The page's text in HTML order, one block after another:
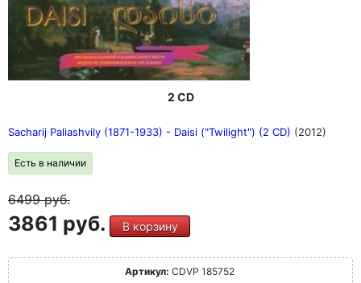
2 CD
Sacharij Paliashvily (1871-1933) - Daisi ("Twilight") (2 CD) (2012)
Есть в наличии
6499руб.
3861 руб. В корзину
Артикул: CDVP 185752